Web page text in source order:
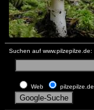
Suchen auf www.pilzepilze.de:
Web pilzepilze.de